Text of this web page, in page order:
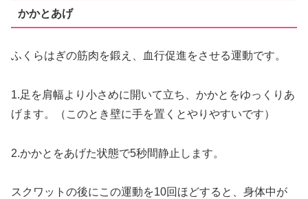
かかとあげ
ふくらはぎの筋肉を鍛え、血行促進をさせる運動です。
1.足を肩幅より小さめに開いて立ち、かかとをゆっくりあ
げます。（このとき壁に手を置くとやりやすいです）
2.かかとをあげた状態で5秒間静止します。
スクワットの後にこの運動を10回ほどすると、身体中が